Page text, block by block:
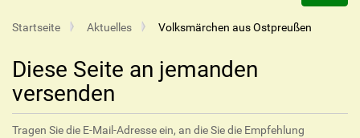
Startseite Aktuelles Volksmärchen aus Ostpreußen
Diese Seite an jemanden
versenden
Tragen Sie die E-Mail-Adresse ein, an die Sie die Empfehlung